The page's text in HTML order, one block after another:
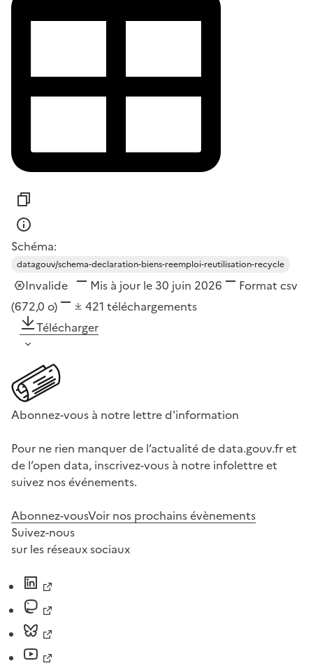
Schéma:
datagouv/schema-declaration-biens-reemploi-reutilisation-recycle
Invalide Mis à jour le 30 juin 2026 Format csv
(672,0 o)
421 téléchargements
Télécharger
Abonnez-vous à notre lettre d'information
Pour ne rien manquer de l’actualité de data.gouv.fr et
de l’open data, inscrivez-vous à notre infolettre et
suivez nos événements.
Abonnez-vousVoir nos prochains évènements
Suivez-nous
sur les réseaux sociaux